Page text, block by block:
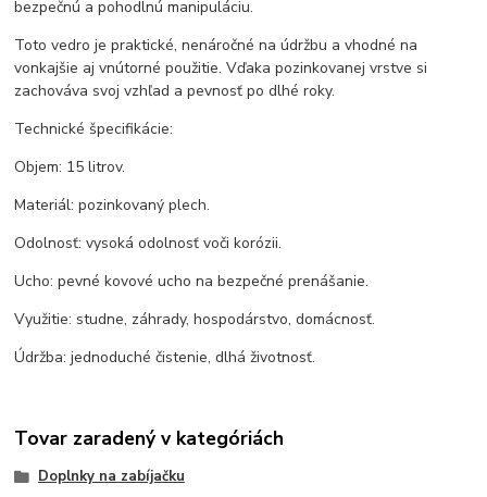
bezpečnú a pohodlnú manipuláciu.
Toto vedro je praktické, nenáročné na údržbu a vhodné na
vonkajšie aj vnútorné použitie. Vďaka pozinkovanej vrstve si
zachováva svoj vzhľad a pevnosť po dlhé roky.
Technické špecifikácie:
Objem: 15 litrov.
Materiál: pozinkovaný plech.
Odolnosť: vysoká odolnosť voči korózii.
Ucho: pevné kovové ucho na bezpečné prenášanie.
Využitie: studne, záhrady, hospodárstvo, domácnosť.
Údržba: jednoduché čistenie, dlhá životnosť.
Tovar zaradený v kategóriách
Doplnky na zabíjačku